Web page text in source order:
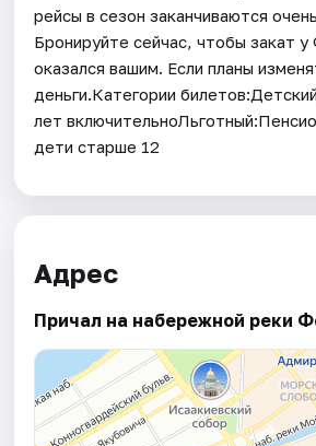
рейсы в сезон заканчиваются
Бронируйте сейчас, чтобы закат у
оказался вашим. Если планы
деньги.Категории
лет
дети старше 12
Адрес
Причал на набережной реки